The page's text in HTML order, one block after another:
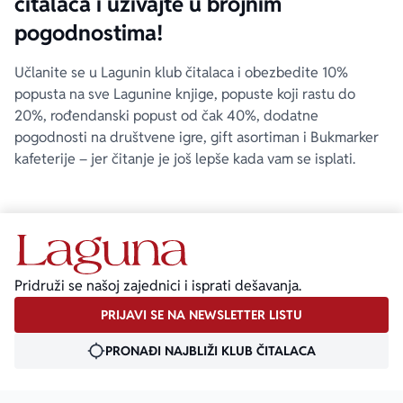
pogodnostima!
Učlanite se u Lagunin klub čitalaca i obezbedite 10%
popusta na sve Lagunine knjige, popuste koji rastu do
20%, rođendanski popust od čak 40%, dodatne
pogodnosti na društvene igre, gift asortiman i Bukmarker
kafeterije – jer čitanje je još lepše kada vam se isplati.
Pridruži se našoj zajednici i isprati dešavanja.
PRIJAVI SE NA NEWSLETTER LISTU
PRONAĐI NAJBLIŽI KLUB ČITALACA